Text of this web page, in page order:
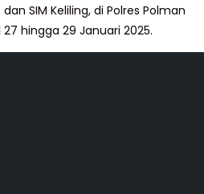
SIM Keliling, di Polres Polman
hingga 29 Januari 2025.